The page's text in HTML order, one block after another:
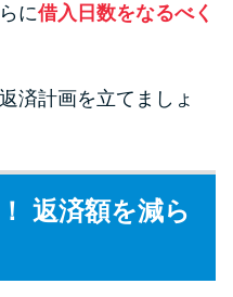
に借入日数をなるべく
済計画を立てましょ
返済額を減ら